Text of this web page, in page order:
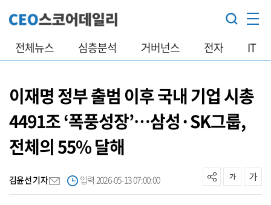
전체뉴스 심층분석 거버넌스 전자 IT
이재명 정부 출범 이후 국내 기업 시총
4491조 ‘폭풍성장’…삼성·SK그룹,
전체의 55% 달해
김윤선 기자 입력 2026-05-13 07:00:00